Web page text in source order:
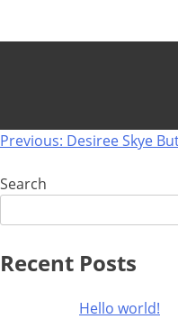
Post
navigation
Previous: Desiree Skye
Search
Recent Posts
Hello world!